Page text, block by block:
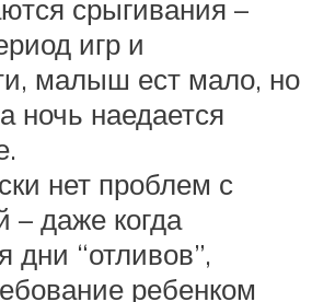
срыгивания –
игр и
малыш ест мало, но
ночь наедается
нет проблем с
– даже когда
дни “отливов”,
ребенком